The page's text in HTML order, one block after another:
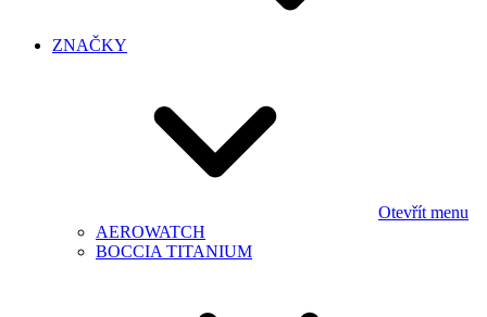
ZNAČKY
Otevřít menu
AEROWATCH
BOCCIA TITANIUM